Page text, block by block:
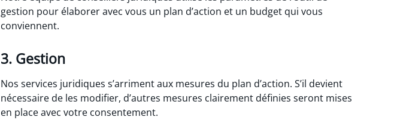
gestion pour élaborer avec vous un plan d’action et un budget qui vous
conviennent.
3. Gestion
Nos services juridiques s’arriment aux mesures du plan d’action. S’il devient
nécessaire de les modifier, d’autres mesures clairement définies seront mises
en place avec votre consentement.